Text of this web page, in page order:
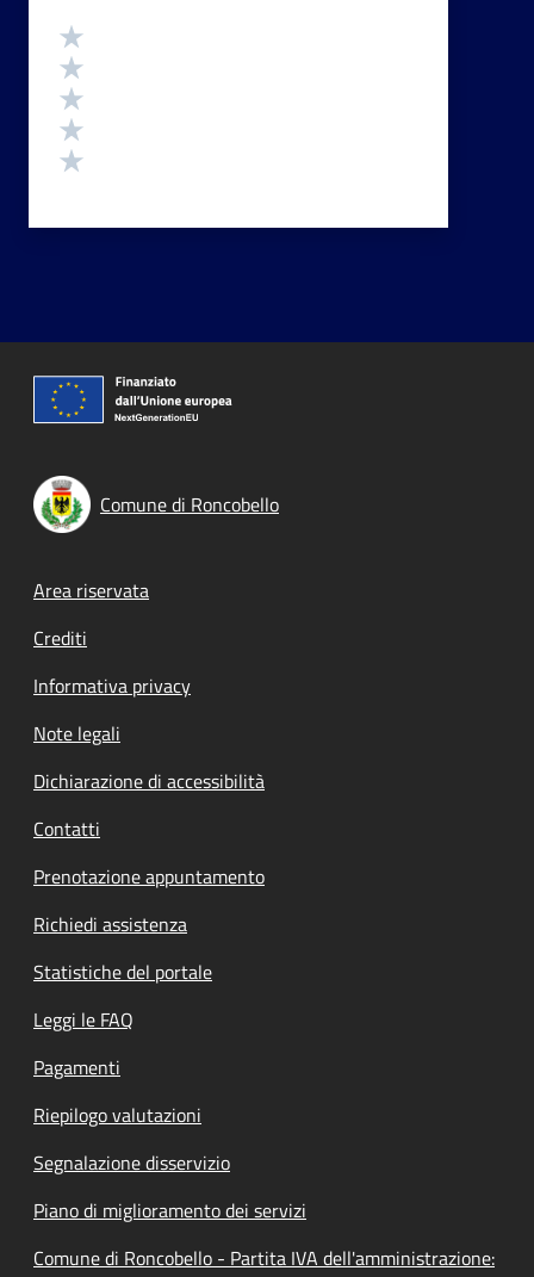
Valutazione
Comune di Roncobello
Footer menu
Area riservata
Crediti
Informativa privacy
Note legali
Dichiarazione di accessibilità
Contatti
Prenotazione appuntamento
Richiedi assistenza
Statistiche del portale
Leggi le FAQ
Pagamenti
Riepilogo valutazioni
Segnalazione disservizio
Piano di miglioramento dei servizi
Comune di Roncobello - Partita IVA dell'amministrazione: